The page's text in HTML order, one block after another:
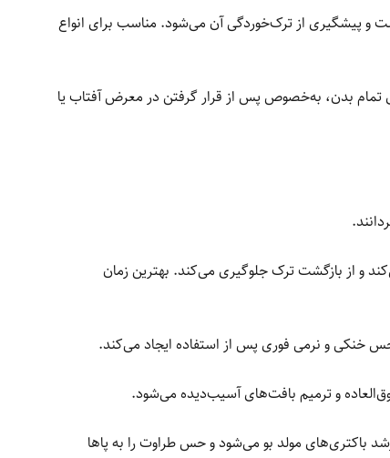
و پیشگیری از ترک‌خوردگی آن می‌شود. مناسب برای انواع
بدن، به‌خصوص پس از قرار گرفتن در معرض آفتاب یا
و از بازگشت ترک جلوگیری می‌کند. بهترین زمان
حس خنکی و نرمی فوری پس از استفاده ایجاد می‌کند.
و ترمیم بافت‌های آسیب‌دیده می‌شود.
باکتری‌های مولد بو می‌شود و حس طراوت را به پاها